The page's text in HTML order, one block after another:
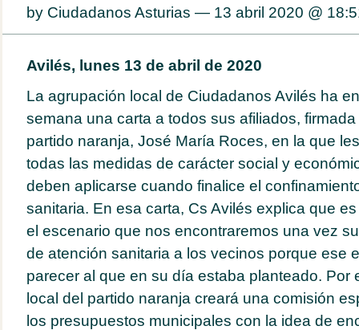
by Ciudadanos Asturias — 13 abril 2020 @
Avilés, lunes 13 de abril de 2020
La agrupación local de Ciudadanos Avilés ha
semana una carta a todos sus afiliados,
partido naranja, José María Roces, en la que
todas las medidas de carácter social y
deben aplicarse cuando finalice el
sanitaria. En esa carta, Cs Avilés explica que
el escenario que nos encontraremos una vez
de atención sanitaria a los vecinos porque ese
parecer al que en su día estaba planteado. Por
local del partido naranja creará una comisión
los presupuestos municipales con la idea de